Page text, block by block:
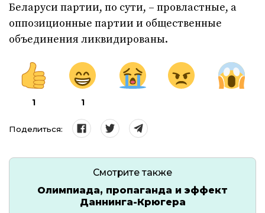
Беларуси партии, по сути, – провластные, а
оппозиционные партии и общественные
объединения ликвидированы.
1 1
Поделиться:
Смотрите также
Олимпиада, пропаганда и эффект
Даннинга-Крюгера